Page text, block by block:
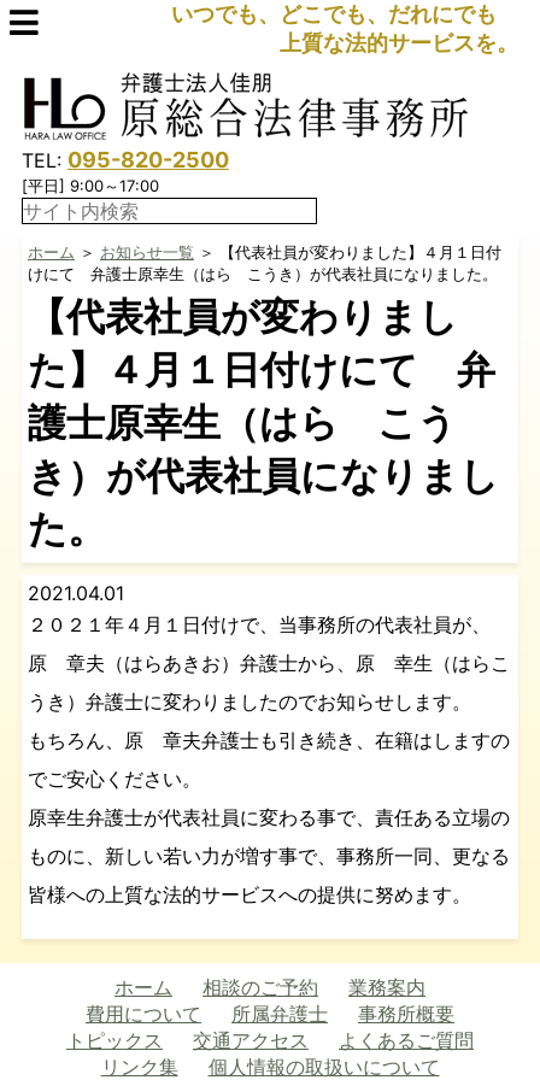
いつでも、どこでも、だれにでも
上質な法的サービスを。
TEL: 095-820-2500
[平日] 9:00～17:00
ホーム ＞ お知らせ一覧 ＞ 【代表社員が変わりました】４月１日付
けにて 弁護士原幸生（はら こうき）が代表社員になりました。
【代表社員が変わりまし
た】４月１日付けにて 弁
護士原幸生（はら こう
き）が代表社員になりまし
た。
2021.04.01
２０２１年４月１日付けで、当事務所の代表社員が、
原 章夫（はらあきお）弁護士から、原 幸生（はらこ
うき）弁護士に変わりましたのでお知らせします。
もちろん、原 章夫弁護士も引き続き、在籍はしますの
でご安心ください。
原幸生弁護士が代表社員に変わる事で、責任ある立場の
ものに、新しい若い力が増す事で、事務所一同、更なる
皆様への上質な法的サービスへの提供に努めます。
ホーム 相談のご予約
業務案内
費用について
所属弁護士
事務所概要
トピックス
交通アクセス
よくあるご質問
リンク集
個人情報の取扱いについて